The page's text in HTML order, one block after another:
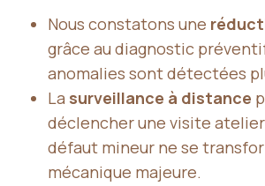
Nous constatons une
grâce au diagnostic
anomalies sont détectées
La surveillance à distance
déclencher une visite atelier
défaut mineur ne se
mécanique majeure.